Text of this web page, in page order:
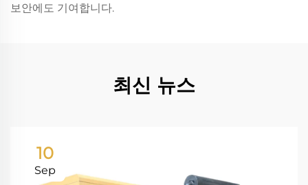
보안에도 기여합니다.
최신 뉴스
10
Sep